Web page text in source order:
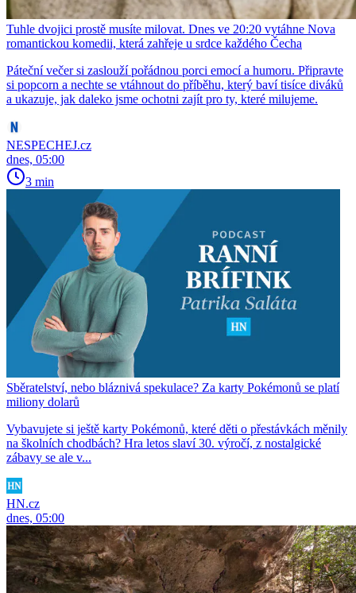
Tuhle dvojici prostě musíte milovat. Dnes ve 20:20 vytáhne Nova
romantickou komedii, která zahřeje u srdce každého Čecha
Páteční večer si zaslouží pořádnou porci emocí a humoru. Připravte
si popcorn a nechte se vtáhnout do příběhu, který baví tisíce diváků
a ukazuje, jak daleko jsme ochotni zajít pro ty, které milujeme.
NESPECHEJ.cz
dnes, 05:00
3 min
Sběratelství, nebo bláznivá spekulace? Za karty Pokémonů se platí
miliony dolarů
Vybavujete si ještě karty Pokémonů, které děti o přestávkách měnily
na školních chodbách? Hra letos slaví 30. výročí, z nostalgické
zábavy se ale v...
HN.cz
dnes, 05:00